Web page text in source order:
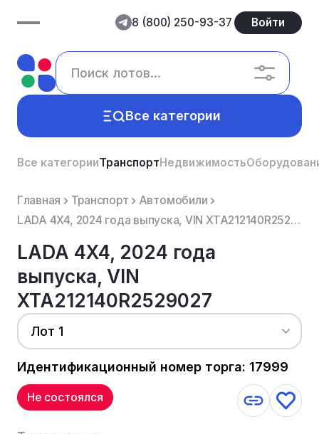
8 (800) 250-93-37 Войти
Все категории
Все категорииТранспортНедвижимость
Главная Транспорт
Автомобили
LADA 4X4, 2024 года выпуска, VIN XTA212140R2529027
LADA 4X4, 2024 года
выпуска, VIN
XTA212140R2529027
Лот 1
Идентификационный номер торга: 17999
Не состоялся